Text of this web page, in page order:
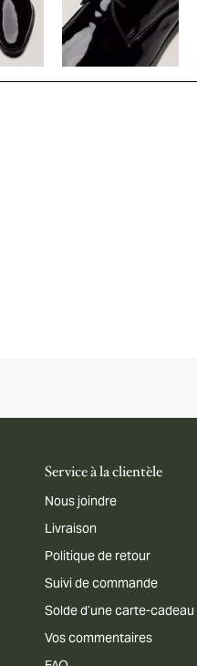
Service à la clientèle
Nous joindre
Livraison
Politique de retour
Suivi de commande
Solde d’une carte-cadeau
Vos commentaires